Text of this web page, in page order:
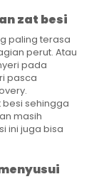
zat besi
paling terasa
perut. Atau
pada
pasca
sehingga
masih
ini juga bisa